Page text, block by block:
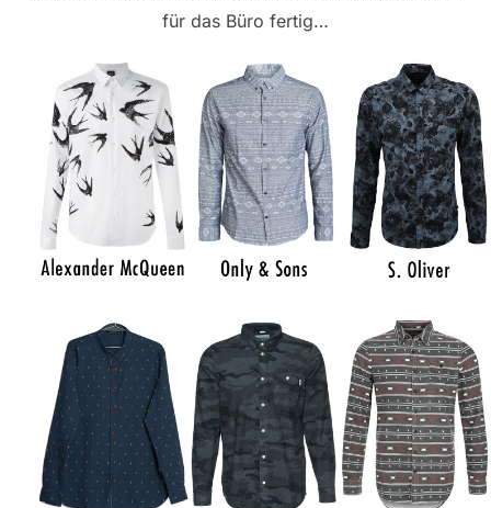
für das Büro fertig…